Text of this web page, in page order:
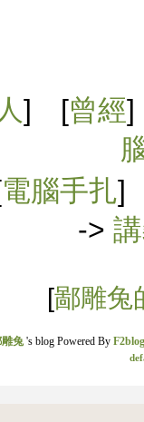
] [曾經
電腦手扎]
->
[鄙雕兔
兔's blog Powered By